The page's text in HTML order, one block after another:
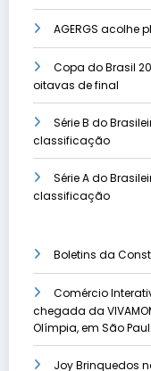
AGERGS acolhe
Copa do Brasil
oitavas de final
Série B do
classificação
Série A do
classificação
Boletins da
Comércio
chegada da
Olímpia, em São
Joy Brinquedos